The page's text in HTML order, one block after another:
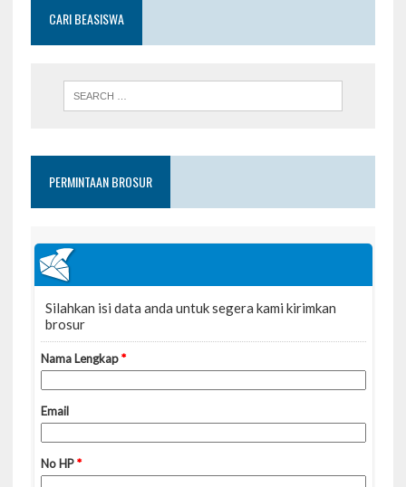
CARI BEASISWA
PERMINTAAN BROSUR